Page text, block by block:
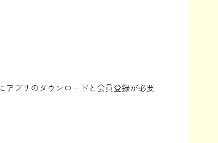
プリのダウンロードと会員登録が必要